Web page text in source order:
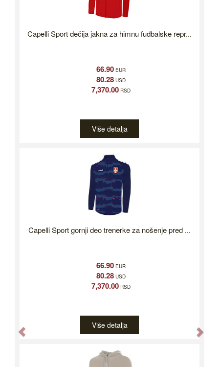
Capelli Sport dečija jakna za himnu fudbalske repr...
66.90EUR
80.28USD
7,370.00RSD
Više detalja
Capelli Sport gornji deo trenerke za nošenje pred ...
66.90EUR
80.28USD
7,370.00RSD
Više detalja